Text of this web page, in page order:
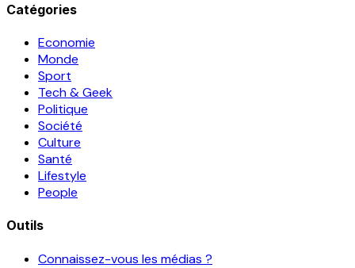
Catégories
Economie
Monde
Sport
Tech & Geek
Politique
Société
Culture
Santé
Lifestyle
People
Outils
Connaissez-vous les médias ?